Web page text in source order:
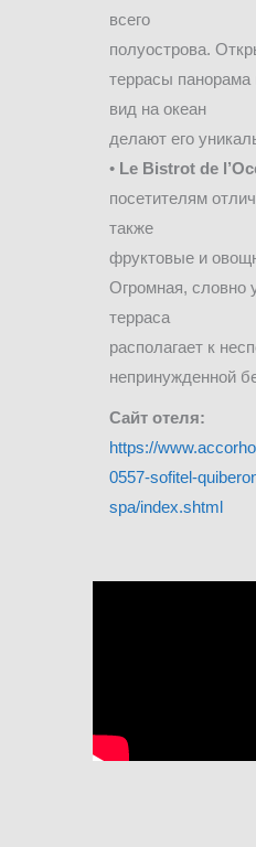
всего
полуострова.
террасы
вид на океан
делают его
• Le Bistrot de
посетителям
также
фруктовые и
Огромная, словно
терраса
располагает к
непринужденной
Сайт отеля:
https://
0557-sofitel-
spa/index.shtml